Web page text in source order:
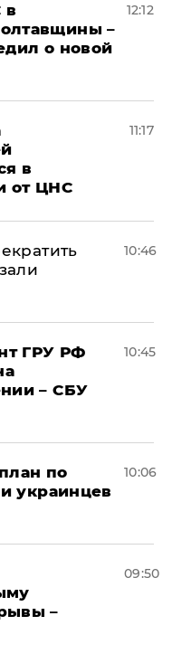
в
–
о новой
12:12
в
от ЦНС
11:17
10:46
ГРУ РФ
– СБУ
10:45
по
украинцев
10:06
–
09:50